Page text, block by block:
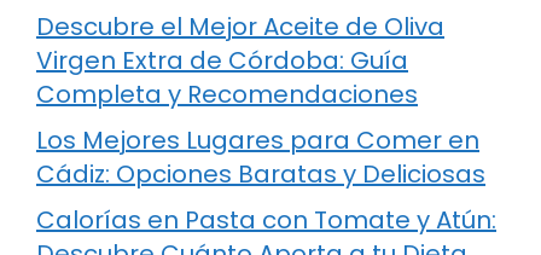
Descubre el Mejor Aceite de Oliva
Virgen Extra de Córdoba: Guía
Completa y Recomendaciones
Los Mejores Lugares para Comer en
Cádiz: Opciones Baratas y Deliciosas
Calorías en Pasta con Tomate y Atún: